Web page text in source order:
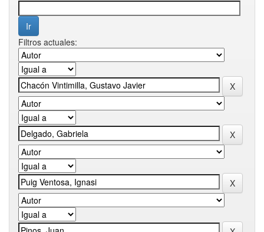
Filtros actuales: